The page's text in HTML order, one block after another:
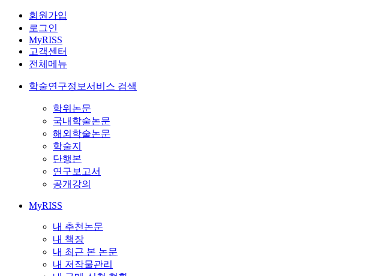
회원가입
로그인
MyRISS
고객센터
전체메뉴
학술연구정보서비스 검색
학위논문
국내학술논문
해외학술논문
학술지
단행본
연구보고서
공개강의
MyRISS
내 추천논문
내 책장
내 최근 본 논문
내 저작물관리